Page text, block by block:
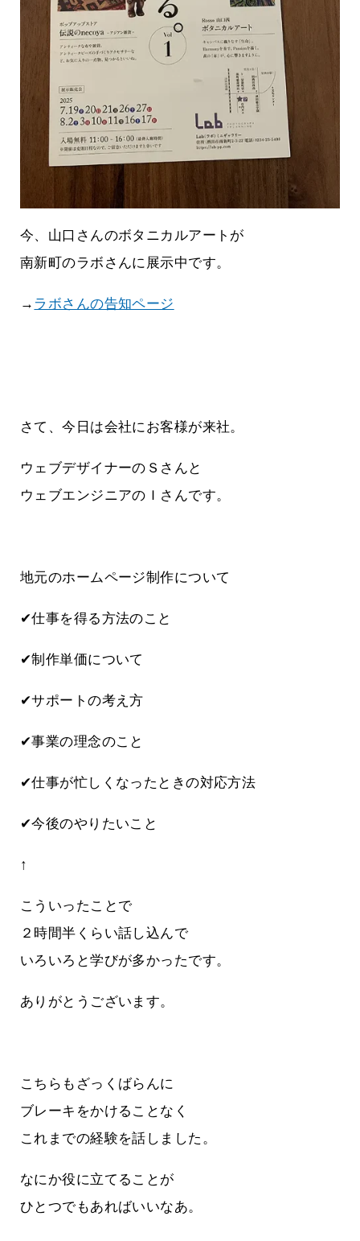
今、山口さんのボタニカルアートが
南新町のラボさんに展示中です。
→ ラボさんの告知ページ
さて、今日は会社にお客様が来社。
ウェブデザイナーのＳさんと
ウェブエンジニアのＩさんです。
地元のホームページ制作について
✔仕事を得る方法のこと
✔制作単価について
✔サポートの考え方
✔事業の理念のこと
✔仕事が忙しくなったときの対応方法
✔今後のやりたいこと
↑
こういったことで
２時間半くらい話し込んで
いろいろと学びが多かったです。
ありがとうございます。
こちらもざっくばらんに
ブレーキをかけることなく
これまでの経験を話しました。
なにか役に立てることが
ひとつでもあればいいなあ。